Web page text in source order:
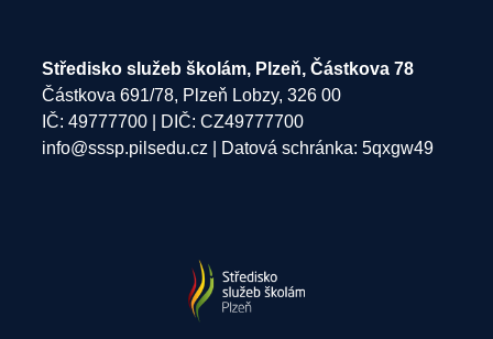
Středisko služeb školám, Plzeň, Částkova 78
Částkova 691/78, Plzeň Lobzy, 326 00
IČ: 49777700 | DIČ: CZ49777700
info@sssp.pilsedu.cz | Datová schránka: 5qxgw49